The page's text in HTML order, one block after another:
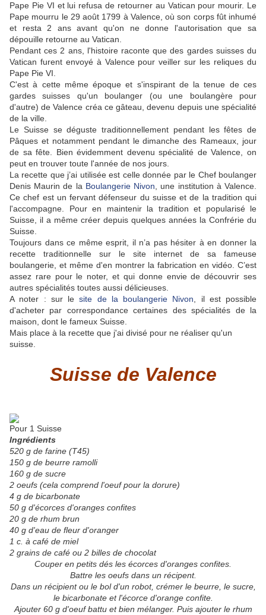
Pape Pie VI et lui refusa de retourner au Vatican pour mourir. Le
Pape mourru le 29 août 1799 à Valence, où son corps fût inhumé
et resta 2 ans avant qu'on ne donne l'autorisation que sa
dépouille retourne au Vatican.
Pendant ces 2 ans, l'histoire raconte que des gardes suisses du
Vatican furent envoyé à Valence pour veiller sur les reliques du
Pape Pie VI.
C'est à cette même époque et s'inspirant de la tenue de ces
gardes suisses qu'un boulanger (ou une boulangère pour
d'autre) de Valence créa ce gâteau, devenu depuis une spécialité
de la ville.
Le Suisse se déguste traditionnellement pendant les fêtes de
Pâques et notamment pendant le dimanche des Rameaux, jour
de sa fête. Bien évidemment devenu spécialité de Valence, on
peut en trouver toute l'année de nos jours.
La recette que j’ai utilisée est celle donnée par le Chef boulanger
Denis Maurin de la Boulangerie Nivon , une institution à Valence.
Ce chef est un fervant défenseur du suisse et de la tradition qui
l'accompagne. Pour en maintenir la tradition et popularisé le
Suisse, il a même créer depuis quelques années la Confrérie du
Suisse.
Toujours dans ce même esprit, il n’a pas hésiter à en donner la
recette traditionnelle sur le site internet de sa fameuse
boulangerie, et même d'en montrer la fabrication en vidéo. C’est
assez rare pour le noter, et qui donne envie de découvrir ses
autres spécialités toutes aussi délicieuses.
A noter : sur lesite de la boulangerie Nivon , il est possible
d'acheter par correspondance certaines des spécialités de la
maison, dont le fameux Suisse.
Mais place à la recette que j'ai divisé pour ne réaliser qu'un
suisse.
Suisse de Valence
Pour 1 Suisse
Ingrédients
520 g de farine (T45)
150 g de beurre ramolli
160 g de sucre
2 oeufs (cela comprend l'oeuf pour la dorure)
4 g de bicarbonate
50 g d'écorces d'oranges confites
20 g de rhum brun
40 g d'eau de fleur d'oranger
1 c. à café de miel
2 grains de café ou 2 billes de chocolat
Couper en petits dés les écorces d'oranges confites.
Battre les oeufs dans un récipent.
Dans un récipient ou le bol d'un robot, crémer le beurre, le sucre,
le bicarbonate et l'écorce d'orange confite.
Ajouter 60 g d'oeuf battu et bien mélanger. Puis ajouter le rhum